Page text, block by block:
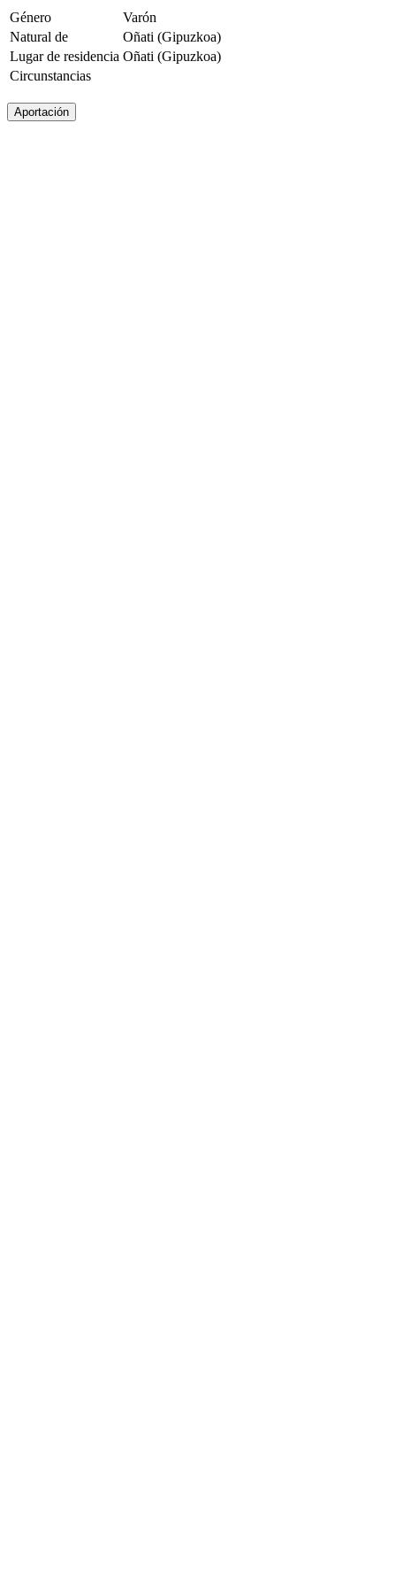
Género
Varón
Natural de
Oñati (Gipuzkoa)
Lugar de residencia Oñati (Gipuzkoa)
Circunstancias